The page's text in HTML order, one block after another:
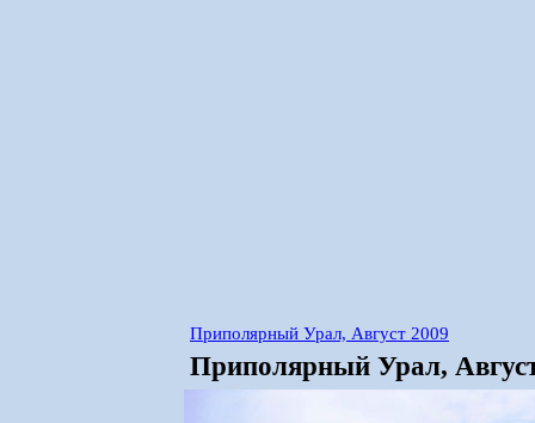
Приполярный Урал, Август 2009
Приполярный Урал,